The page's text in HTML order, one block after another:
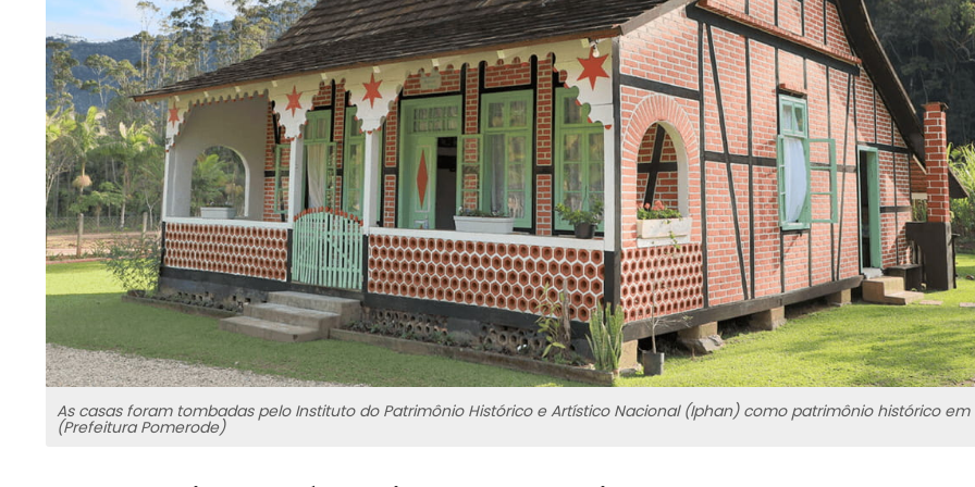
As casas foram tombadas pelo Instituto do Patrimônio Histórico e Artístico Nacional (Iphan) como patrimônio histórico em
(Prefeitura Pomerode)